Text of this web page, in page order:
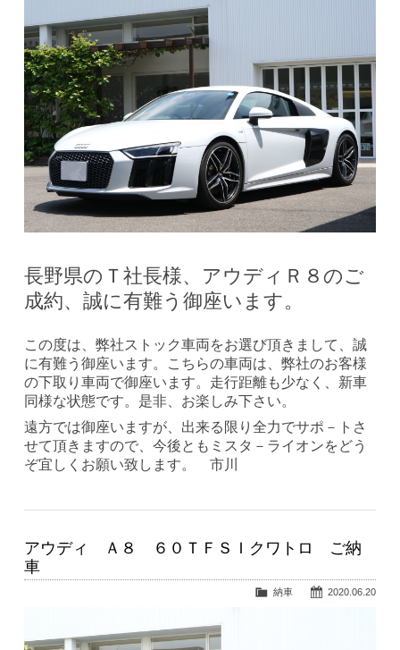
長野県のＴ社長様、アウディＲ８のご
成約、誠に有難う御座います。
この度は、弊社ストック車両をお選び頂きまして、誠
に有難う御座います。こちらの車両は、弊社のお客様
の下取り車両で御座います。走行距離も少なく、新車
同様な状態です。是非、お楽しみ下さい。
遠方では御座いますが、出来る限り全力でサポ－トさ
せて頂きますので、今後ともミスタ－ライオンをどう
ぞ宜しくお願い致します。 市川
アウディ Ａ８ ６０ＴＦＳＩクワトロ ご納
車
2020.06.20
納車